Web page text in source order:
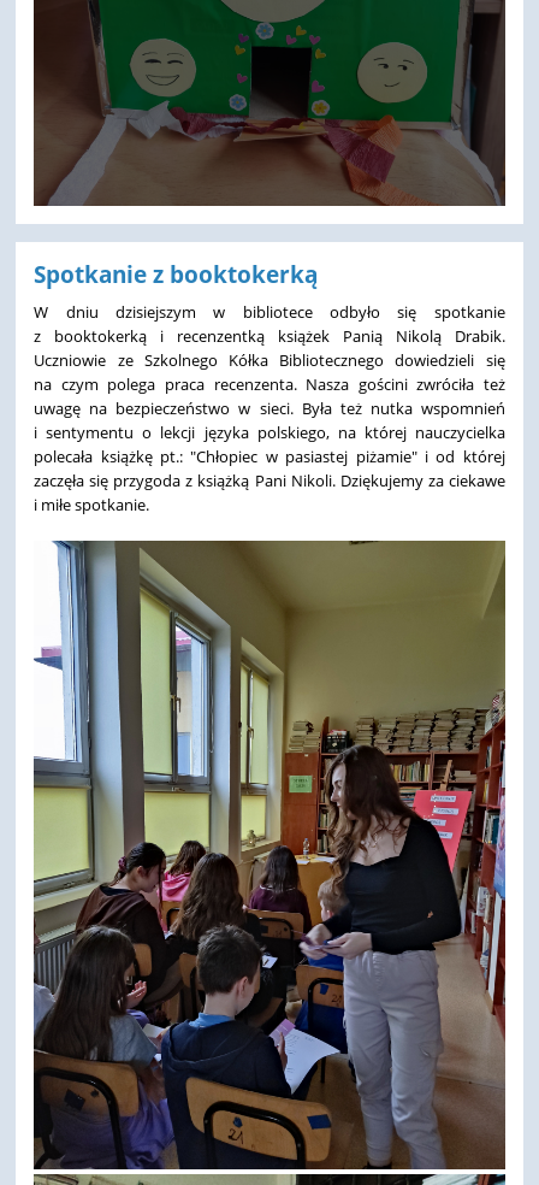
Spotkanie z booktokerką
W dniu dzisiejszym w bibliotece odbyło się spotkanie
z booktokerką i recenzentką książek Panią Nikolą Drabik.
Uczniowie ze Szkolnego Kółka Bibliotecznego dowiedzieli się
na czym polega praca recenzenta. Nasza gościni zwróciła też
uwagę na bezpieczeństwo w sieci. Była też nutka wspomnień
i sentymentu o lekcji języka polskiego, na której nauczycielka
polecała książkę pt.: "Chłopiec w pasiastej piżamie" i od której
zaczęła się przygoda z książką Pani Nikoli. Dziękujemy za ciekawe
i miłe spotkanie.